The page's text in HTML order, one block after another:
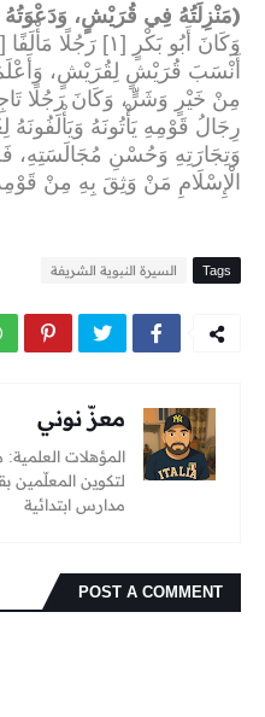
(مَنْزِلَتُهُ فِي قُرَيْشٍ، وَدَعْوَتُهُ
أَنْسَبَ قُرَيْشٍ لِقُرَيْشٍ، وَأَعْلَمَ
مِنْ خَيْرٍ وَشَرٍّ، وَكَانَ رَجُلًا
رِجَالُ قَوْمِهِ يَأْتُونَهُ وَيَأْلَفُونَهُ
وَتِجَارَتِهِ وَحُسْنِ مُجَالَسَتِهِ،
الْإِسْلَامِ مَنْ وَثِقَ بِهِ مِنْ
Tags السيرة النبوية الشريفة
معزّ نوني
المؤهلات
مدارس ابتدائية
POST A COMMENT